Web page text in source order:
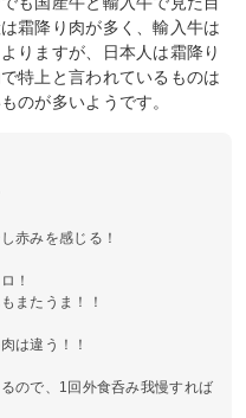
霜降り肉が多く、輸入牛は
りますが、日本人は霜降り
特上と言われているものは
のが多いようです。
赤みを感じる！
！
またうま！！
は違う！！
ので、1回外食呑み我慢すれば